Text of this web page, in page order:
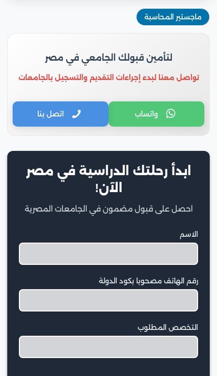
ماجستير المحاسبة
لتأمين قبولك الجامعي في مصر
تواصل معنا لبدء إجراءات التقديم والتسجيل بالجامعات
واتساب اتصل بنا
ابدأ رحلتك الدراسية في مصر
الآن!
احصل على قبول مضمون في الجامعات المصرية
الاسم
رقم الهاتف مصحوبا بكود الدولة
التخصص المطلوب